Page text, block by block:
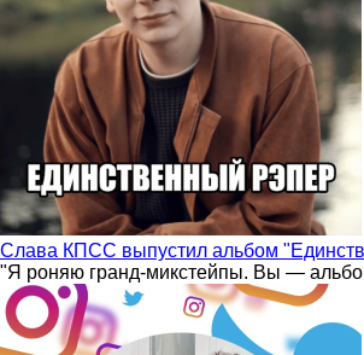
Слава КПСС выпустил альбом
"Я роняю гранд-микстейпы. Вы —